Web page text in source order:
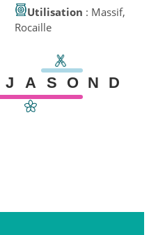
Utilisation : Massif,
Rocaille
J A S O N D